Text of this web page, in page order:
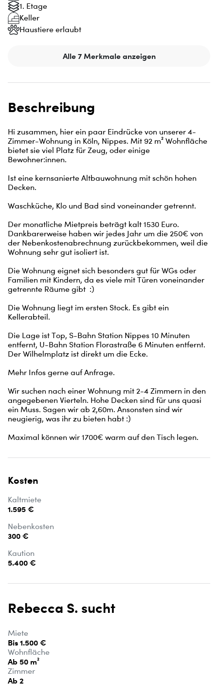
1. Etage
Keller
Haustiere erlaubt
Alle 7 Merkmale anzeigen
Beschreibung
Hi zusammen, hier ein paar Eindrücke von unserer 4-
Zimmer-Wohnung in Köln, Nippes. Mit 92 m² Wohnfläche
bietet sie viel Platz für Zeug, oder einige
Bewohner:innen.
Ist eine kernsanierte Altbauwohnung mit schön hohen
Decken.
Waschküche, Klo und Bad sind voneinander getrennt.
Der monatliche Mietpreis beträgt kalt 1530 Euro.
Dankbarerweise haben wir jedes Jahr um die 250€ von
der Nebenkostenabrechnung zurückbekommen, weil die
Wohnung sehr gut isoliert ist.
Die Wohnung eignet sich besonders gut für WGs oder
Familien mit Kindern, da es viele mit Türen voneinander
getrennte Räume gibt  :)
Die Wohnung liegt im ersten Stock. Es gibt ein
Kellerabteil.
Die Lage ist Top, S-Bahn Station Nippes 10 Minuten
entfernt, U-Bahn Station Florastraße 6 Minuten entfernt.
Der Wilhelmplatz ist direkt um die Ecke.
Mehr Infos gerne auf Anfrage.
Wir suchen nach einer Wohnung mit 2-4 Zimmern in den
angegebenen Vierteln. Hohe Decken sind für uns quasi
ein Muss. Sagen wir ab 2,60m. Ansonsten sind wir
neugierig, was ihr zu bieten habt :)
Maximal können wir 1700€ warm auf den Tisch legen.
Kosten
Kaltmiete
1.595 €
Nebenkosten
300 €
Kaution
5.400 €
Rebecca S. sucht
Miete
Bis 1.500 €
Wohnfläche
Ab 50 m²
Zimmer
Ab 2